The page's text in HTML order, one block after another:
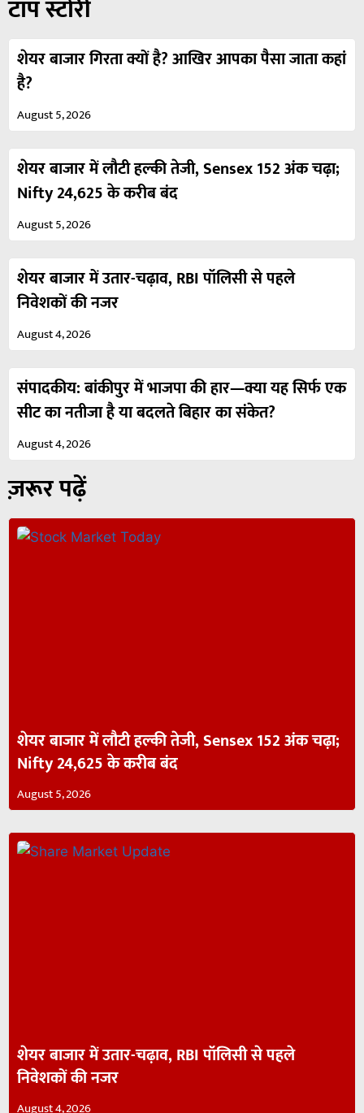
टॉप स्टोरी
शेयर बाजार गिरता क्यों है? आखिर आपका पैसा जाता कहां
है?
August 5, 2026
शेयर बाजार में लौटी हल्की तेजी, Sensex 152 अंक चढ़ा;
Nifty 24,625 के करीब बंद
August 5, 2026
शेयर बाजार में उतार-चढ़ाव, RBI पॉलिसी से पहले
निवेशकों की नजर
August 4, 2026
संपादकीय: बांकीपुर में भाजपा की हार—क्या यह सिर्फ एक
सीट का नतीजा है या बदलते बिहार का संकेत?
August 4, 2026
ज़रूर पढ़ें
शेयर बाजार में लौटी हल्की तेजी, Sensex 152 अंक चढ़ा;
Nifty 24,625 के करीब बंद
August 5, 2026
शेयर बाजार में उतार-चढ़ाव, RBI पॉलिसी से पहले
निवेशकों की नजर
August 4, 2026